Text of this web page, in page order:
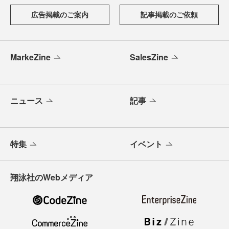
広告掲載のご案内 記事掲載のご依頼
MarkeZine SalesZine
ニュース 記事
特集 イベント
翔泳社のWebメディア